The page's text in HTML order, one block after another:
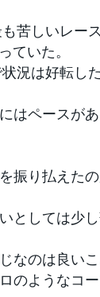
苦しいレー
ていた。
況は好転し
はペースが
振り払えた
としては少
なのは良い
のようなコ